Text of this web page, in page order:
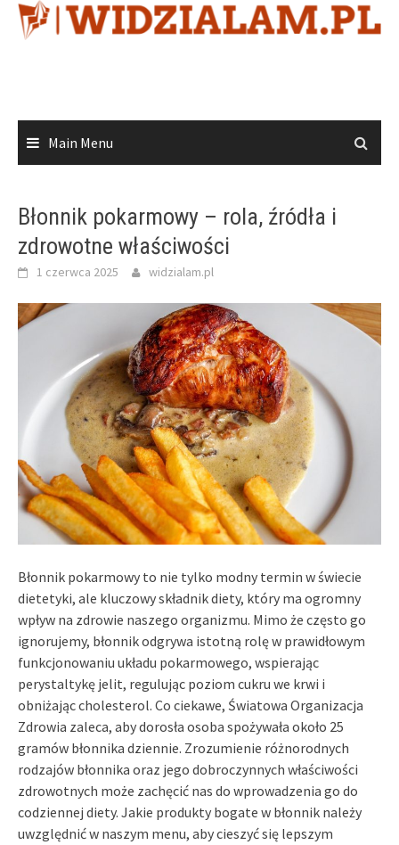
Skip
Main Menu
Błonnik pokarmowy – rola, źródła i
zdrowotne właściwości
1 czerwca 2025 widzialam.pl
Błonnik pokarmowy to nie tylko modny termin w świecie
dietetyki, ale kluczowy składnik diety, który ma ogromny
wpływ na zdrowie naszego organizmu. Mimo że często go
ignorujemy, błonnik odgrywa istotną rolę w prawidłowym
funkcjonowaniu układu pokarmowego, wspierając
perystaltykę jelit, regulując poziom cukru we krwi i
obniżając cholesterol. Co ciekawe, Światowa Organizacja
Zdrowia zaleca, aby dorosła osoba spożywała około 25
gramów błonnika dziennie. Zrozumienie różnorodnych
rodzajów błonnika oraz jego dobroczynnych właściwości
zdrowotnych może zachęcić nas do wprowadzenia go do
codziennej diety. Jakie produkty bogate w błonnik należy
uwzględnić w naszym menu, aby cieszyć się lepszym